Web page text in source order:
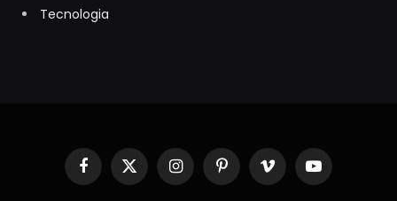
Tecnologia
Facebook
X
(Twitter)
InstagramPinterestVimeo YouTube